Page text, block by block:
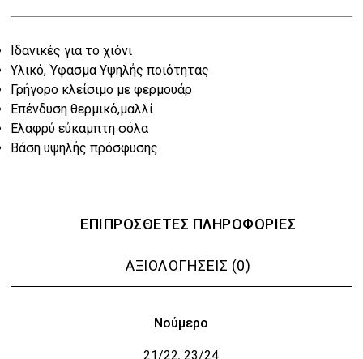
was:
€65.00.
τιμή
είναι:
€52.00.
Iδανικές για το χιόνι
Υλικό, Ύφασμα Yψηλής ποιότητας
Γρήγορο κλείσιμο με φερμουάρ
Επένδυση θερμικό,μαλλί
Ελαφρύ εύκαμπτη σόλα
Βάση υψηλής πρόσφυσης
ΕΠΙΠΡΌΣΘΕΤΕΣ ΠΛΗΡΟΦΟΡΊΕΣ
ΑΞΙΟΛΟΓΉΣΕΙΣ (0)
Νούμερο
21/22 23/24